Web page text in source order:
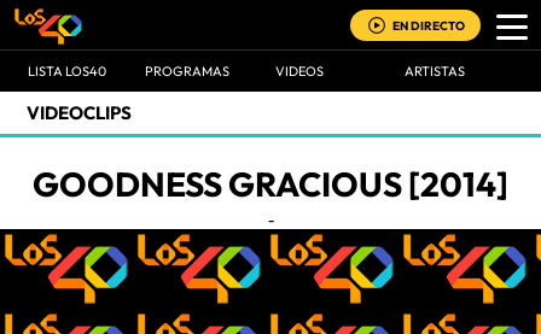
EN DIRECTO
LISTA LOS40 PROGRAMAS VIDEOS ARTISTAS
VIDEOCLIPS
GOODNESS GRACIOUS [2014]
-